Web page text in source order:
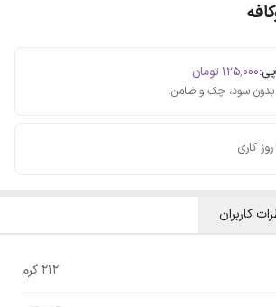
۱۲۵٬۰۰۰ تومان
روز کاری
کاربران
212 گرم